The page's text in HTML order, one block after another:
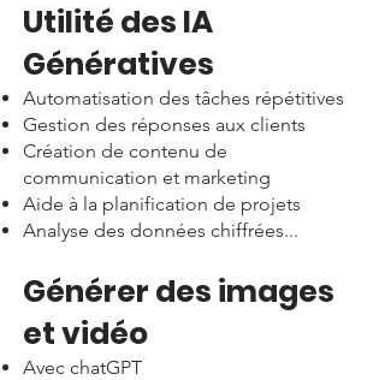
Utilité des IA
Génératives​
Automatisation des tâches répétitives
Gestion des réponses aux clients
Création de contenu de
communication et marketing
Aide à la planification de projets
Analyse des données chiffrées...
Générer des images
et vidéo
Avec chatGPT